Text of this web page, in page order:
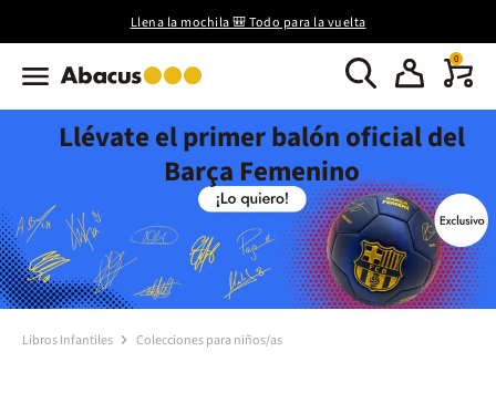
Llena la mochila 🎒 Todo para la vuelta
0
Llévate el primer balón oficial del
Barça Femenino
Libros Infantiles Colecciones para niños/as